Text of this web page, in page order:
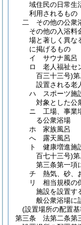
域住民の日常生
利用されるもの
二
その他の公
その他の入浴料
場と著しく異な
に掲げるもの
イ
サウナ風呂
ロ
老人福祉セ
百三十三号)
設置される老
ハ
スポーツ施
対象とした公
ニ
工場、事業
る公衆浴場
ホ
家族風呂
へ
露天風呂
ト
健康増進施
百七十三号)
第三条第一項
チ
熱気、砂、
リ
相当規模の
施設を設置す
般公衆浴場に
(設置場所の配置
第三条
法第二条第